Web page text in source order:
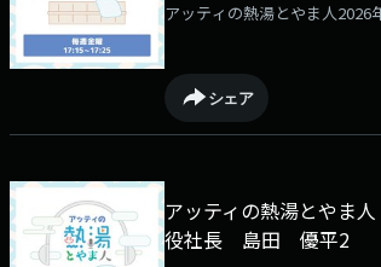
アッティの熱湯とやま人2026
シェア
アッティの熱湯とや
役社長 島田 優平2